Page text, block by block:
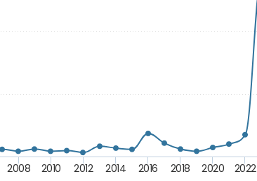
2008 2010 2012 2014 2016 2018 2020 2022